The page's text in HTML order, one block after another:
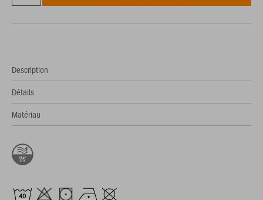
Description
Détails
Matériau